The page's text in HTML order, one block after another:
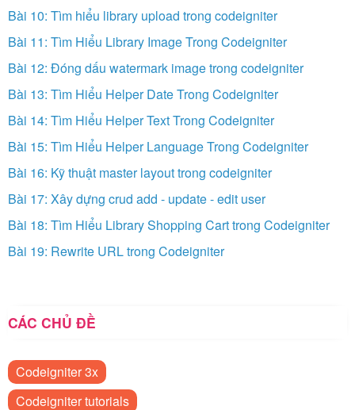
Bài 10: Tìm hiểu library upload trong codeigniter
Bài 11: Tìm Hiểu Library Image Trong Codeigniter
Bài 12: Đóng dấu watermark image trong codeigniter
Bài 13: Tìm Hiểu Helper Date Trong Codeigniter
Bài 14: Tìm Hiểu Helper Text Trong Codeigniter
Bài 15: Tìm Hiểu Helper Language Trong Codeigniter
Bài 16: Kỹ thuật master layout trong codeigniter
Bài 17: Xây dựng crud add - update - edit user
Bài 18: Tìm Hiểu Library Shopping Cart trong Codeigniter
Bài 19: Rewrite URL trong Codeigniter
CÁC CHỦ ĐỀ
Codeigniter 3x
Codeigniter tutorials